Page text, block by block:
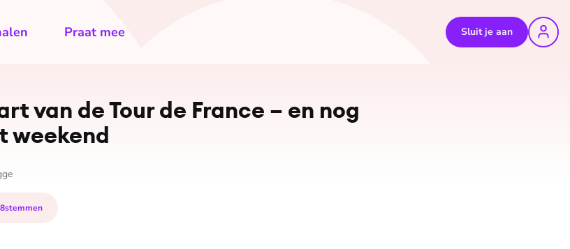
Praat mee Sluit je aan
van de Tour de France – en nog
weekend
8stemmen